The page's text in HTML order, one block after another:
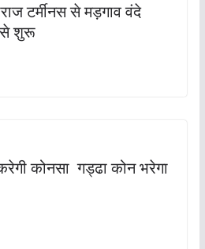
टर्मीनस से मड़गाव वंदे
से शुरू
कोनसा गड्ढा कोन भरेगा